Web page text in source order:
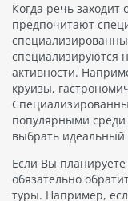
Когда речь заходит
предпочитают
специализируются
активности.
круизы,
популярными среди
выбрать
Если Вы
обязательно
туры. Например,